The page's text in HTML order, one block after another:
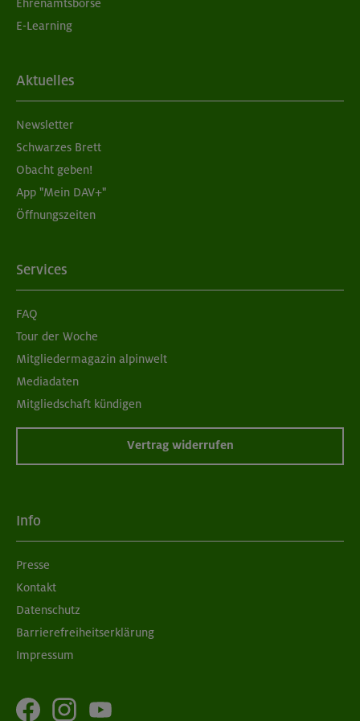
Ehrenamtsbörse
E-Learning
Aktuelles
Newsletter
Schwarzes Brett
Obacht geben!
App "Mein DAV+"
Öffnungszeiten
Services
FAQ
Tour der Woche
Mitgliedermagazin alpinwelt
Mediadaten
Mitgliedschaft kündigen
Vertrag widerrufen
Info
Presse
Kontakt
Datenschutz
Barrierefreiheitserklärung
Impressum